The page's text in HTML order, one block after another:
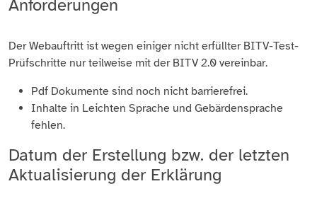
Anforderungen
Der Webauftritt ist wegen einiger nicht erfüllter BITV-Test-
Prüfschritte nur teilweise mit der BITV 2.0 vereinbar.
Pdf Dokumente sind noch nicht barrierefrei.
Inhalte in Leichten Sprache und Gebärdensprache
fehlen.
Datum der Erstellung bzw. der letzten
Aktualisierung der Erklärung